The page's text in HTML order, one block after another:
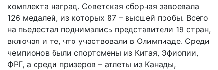
комплекта наград. Советская сборная завоевала
126 медалей, из которых 87 – высшей пробы. Всего
на пьедестал поднимались представители 19 стран,
включая и те, что участвовали в Олимпиаде. Среди
чемпионов были спортсмены из Китая, Эфиопии,
ФРГ, а среди призеров – атлеты из Канады,